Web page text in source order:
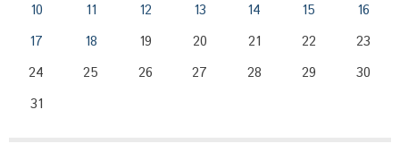
10
11 12 13 14 15
16
17
18 19 20 21 22
23
24
25 26 27 28 29
30
31